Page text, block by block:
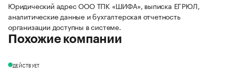
Юридический адрес ООО ТПК «ШИФА», выписка ЕГРЮЛ,
аналитические данные и бухгалтерская отчетность
организации доступны в системе.
Похожие компании
ДЕЙСТВУЕТ